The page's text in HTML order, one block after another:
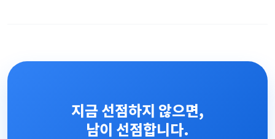
지금 선점하지 않으면,
남이 선점합니다.